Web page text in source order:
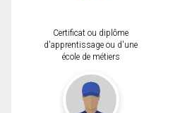
Certificat ou diplôme
d'apprentissage ou d'une
école de métiers